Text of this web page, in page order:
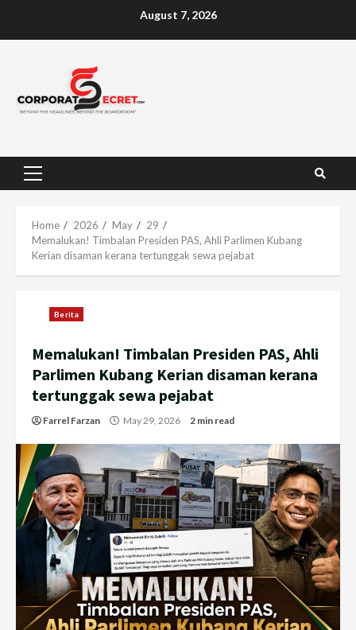
August 7, 2026
Primary
Home 2026 May
29
Memalukan! Timbalan Presiden PAS, Ahli Parlimen Kubang
Kerian disaman kerana tertunggak sewa pejabat
Berita
Memalukan! Timbalan Presiden PAS, Ahli
Parlimen Kubang Kerian disaman kerana
tertunggak sewa pejabat
Farrel Farzan May 29, 2026 2 min read